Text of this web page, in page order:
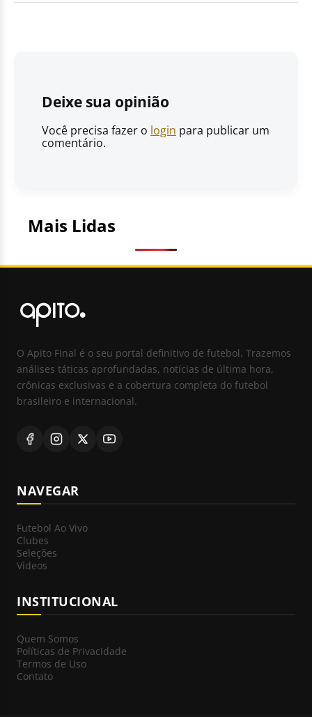
Deixe sua opinião
Você precisa fazer o login para publicar um
comentário.
Mais Lidas
O Apito Final é o seu portal definitivo de futebol. Trazemos
análises táticas aprofundadas, notícias de última hora,
crônicas exclusivas e a cobertura completa do futebol
brasileiro e internacional.
NAVEGAR
Futebol Ao Vivo
Clubes
Seleções
Vídeos
INSTITUCIONAL
Quem Somos
Políticas de Privacidade
Termos de Uso
Contato